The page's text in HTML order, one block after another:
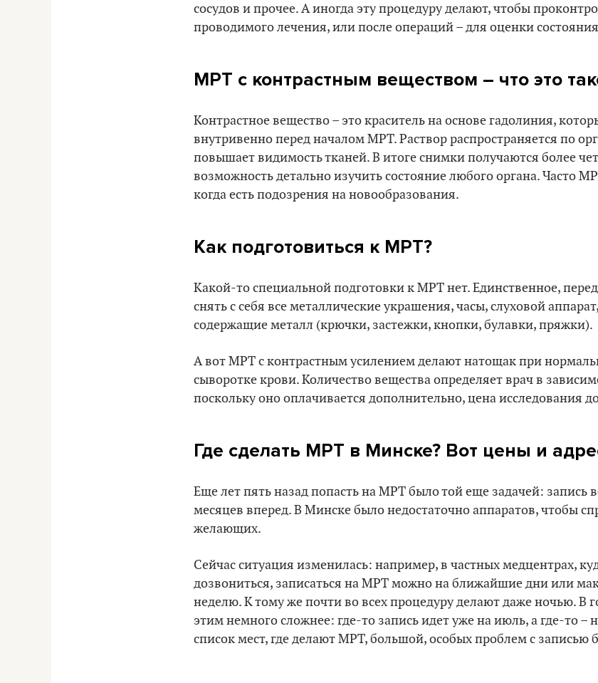
сосудов и прочее. А иногда эту процедуру делают, чтобы
проводимого лечения, или после операций – для оценки
МРТ с контрастным веществом – что это
Контрастное вещество – это краситель на основе гадолиния,
внутривенно перед началом МРТ. Раствор распространяется по
повышает видимость тканей. В итоге снимки получаются более
возможность детально изучить состояние любого органа. Часто
когда есть подозрения на новообразования.
Как подготовиться к МРТ?
Какой-то специальной подготовки к МРТ нет. Единственное,
снять с себя все металлические украшения, часы, слуховой
содержащие металл (крючки, застежки, кнопки, булавки, пряжки).
А вот МРТ с контрастным усилением делают натощак при
сыворотке крови. Количество вещества определяет врач в
поскольку оно оплачивается дополнительно, цена исследования
Где сделать МРТ в Минске? Вот цены и
Еще лет пять назад попасть на МРТ было той еще задачей: запись
месяцев вперед. В Минске было недостаточно аппаратов, чтобы
желающих.
Сейчас ситуация изменилась: например, в частных медцентрах,
дозвониться, записаться на МРТ можно на ближайшие дни или
неделю. К тому же почти во всех процедуру делают даже ночью. В
этим немного сложнее: где-то запись идет уже на июль, а где-то –
список мест, где делают МРТ, большой, особых проблем с записью